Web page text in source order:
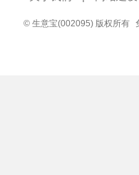
© 生意宝(002095) 版权所有